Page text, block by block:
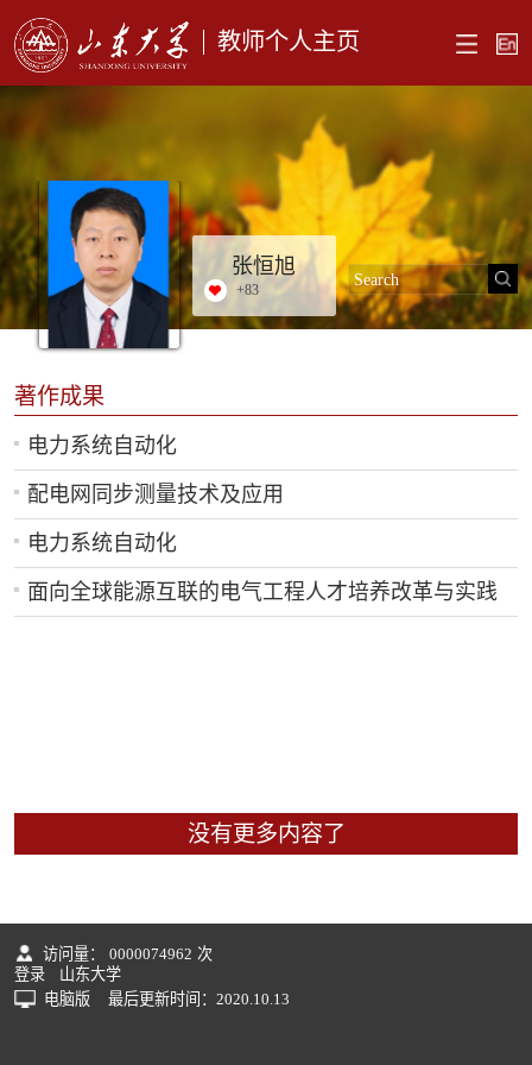
教师个人主页
张恒旭
+83
著作成果
电力系统自动化
配电网同步测量技术及应用
电力系统自动化
面向全球能源互联的电气工程人才培养改革与实践
没有更多内容了
访问量： 0000074962 次
登录
山东大学
电脑版
最后更新时间： 2020 10 13